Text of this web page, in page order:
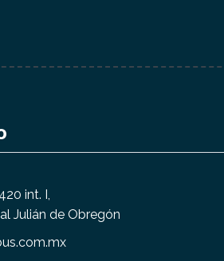
int. I,
Julián de Obregón